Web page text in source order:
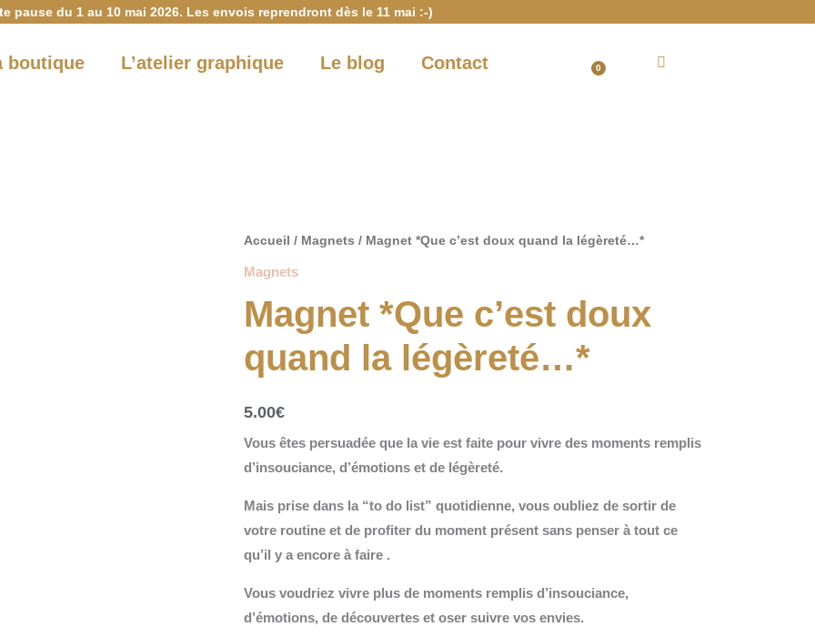
pause du 1 au 10 mai 2026. Les envois reprendront dès le 11 mai :-)
boutique L’atelier graphique Le blog Contact Mon Compte
0Panier
Accueil / Magnets / Magnet *Que c’est doux quand la légèreté…*
Magnets
Magnet *Que c’est doux
quand la légèreté…*
5.00€
Vous êtes persuadée que la vie est faite pour vivre des moments remplis
d’insouciance, d’émotions et de légèreté.
Mais prise dans la “to do list” quotidienne, vous oubliez de sortir de
votre routine et de profiter du moment présent sans penser à tout ce
qu’il y a encore à faire .
Vous voudriez vivre plus de moments remplis d’insouciance,
d’émotions, de découvertes et oser suivre vos envies.
quantité
de
*Que
doux
la
légèreté...*